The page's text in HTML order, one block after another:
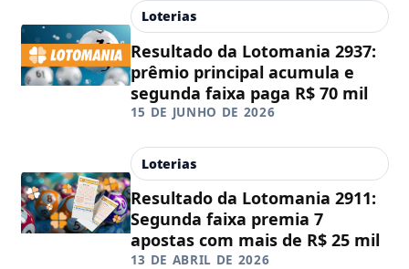
Loterias
Resultado da Lotomania 2937:
prêmio principal acumula e
segunda faixa paga R$ 70 mil
15 DE JUNHO DE 2026
Loterias
Resultado da Lotomania 2911:
Segunda faixa premia 7
apostas com mais de R$ 25 mil
13 DE ABRIL DE 2026